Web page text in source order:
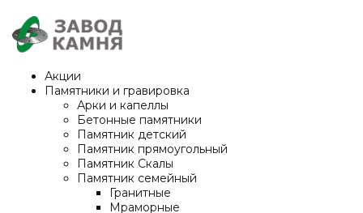
Акции
Памятники и гравировка
Арки и капеллы
Бетонные памятники
Памятник детский
Памятник прямоугольный
Памятник Скалы
Памятник семейный
Гранитные
Мраморные